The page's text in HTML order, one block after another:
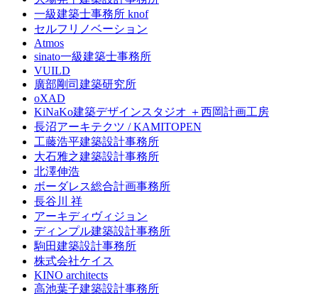
一級建築士事務所 knof
セルフリノベーション
Atmos
sinato一級建築士事務所
VUILD
廣部剛司建築研究所
oXAD
KiNaKo建築デザインスタジオ ＋西岡計画工房
長沼アーキテクツ / KAMITOPEN
工藤浩平建築設計事務所
大石雅之建築設計事務所
北澤伸浩
ボーダレス総合計画事務所
長谷川 祥
アーキディヴィジョン
ディンプル建築設計事務所
駒田建築設計事務所
株式会社ケイス
KINO architects
高池葉子建築設計事務所